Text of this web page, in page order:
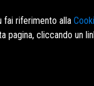
085 4164960 - E-mail:
fai riferimento alla
cliccando un